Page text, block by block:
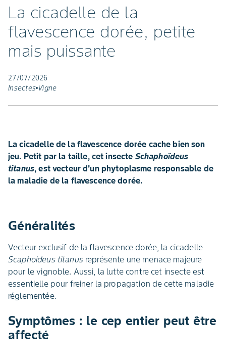
La cicadelle de la
flavescence dorée, petite
mais puissante
27/07/2026
Insectes Vigne
La cicadelle de la flavescence dorée cache bien son
jeu. Petit par la taille, cet insecte Schaphoïdeus
titanus, est vecteur d'un phytoplasme responsable de
la maladie de la flavescence dorée.
Généralités
Vecteur exclusif de la flavescence dorée, la cicadelle
Scaphoideus titanusreprésente une menace majeure
pour le vignoble. Aussi, la lutte contre cet insecte est
essentielle pour freiner la propagation de cette maladie
réglementée.
Symptômes : le cep entier peut être
affecté